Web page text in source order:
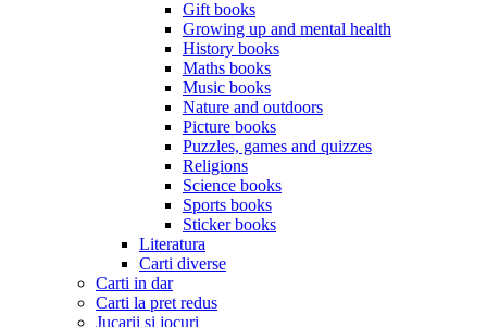
Gift books
Growing up and mental health
History books
Maths books
Music books
Nature and outdoors
Picture books
Puzzles, games and quizzes
Religions
Science books
Sports books
Sticker books
Literatura
Carti diverse
Carti in dar
Carti la pret redus
Jucarii si jocuri